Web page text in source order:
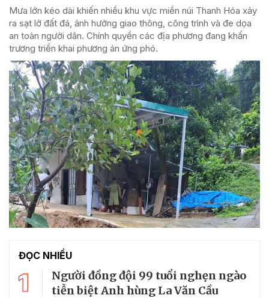
Mưa lớn kéo dài khiến nhiều khu vực miền núi Thanh Hóa xảy
ra sạt lở đất đá, ảnh hưởng giao thông, công trình và đe dọa
an toàn người dân. Chính quyền các địa phương đang khẩn
trương triển khai phương án ứng phó.
ĐỌC NHIỀU
1
Người đồng đội 99 tuổi nghẹn ngào
tiễn biệt Anh hùng La Văn Cầu